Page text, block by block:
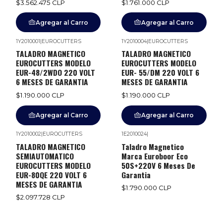
$3.562.475 CLP
Agregar al Carro
$1.761.000 CLP
Agregar al Carro
1Y2010001|EUROCUTTERS
TALADRO MAGNETICO
EUROCUTTERS MODELO
EUR-48/2WDO 220 VOLT
6 MESES DE GARANTIA
$1.190.000 CLP
Agregar al Carro
1Y2010004|EUROCUTTERS
TALADRO MAGNETICO
EUROCUTTERS MODELO
EUR- 55/DM 220 VOLT 6
MESES DE GARANTIA
$1.190.000 CLP
Agregar al Carro
1Y2010002|EUROCUTTERS
TALADRO MAGNETICO
SEMIAUTOMATICO
EUROCUTTERS MODELO
EUR-80QE 220 VOLT 6
MESES DE GARANTIA
$2.097.728 CLP
1E2010024|
Taladro Magnetico
Marca Euroboor Eco
50S+220V 6 Meses De
Garantia
$1.790.000 CLP